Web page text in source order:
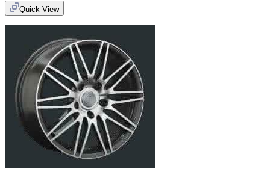
Quick View